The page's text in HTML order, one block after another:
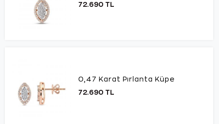
72.690 TL
0,47 Karat Pırlanta Küpe
72.690 TL